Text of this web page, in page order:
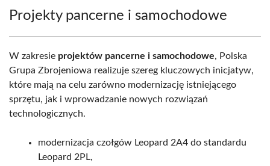
Projekty pancerne i samochodowe
W zakresie projektów pancerne i samochodowe, Polska
Grupa Zbrojeniowa realizuje szereg kluczowych inicjatyw,
które mają na celu zarówno modernizację istniejącego
sprzętu, jak i wprowadzanie nowych rozwiązań
technologicznych.
modernizacja czołgów Leopard 2A4 do standardu
Leopard 2PL,